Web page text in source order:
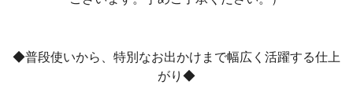
◆普段使いから、特別なお出かけまで幅広く活躍する仕上
がり◆